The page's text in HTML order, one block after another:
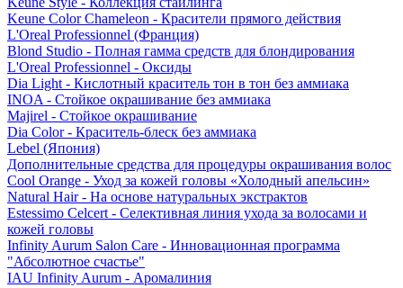
Keune Color Chameleon - Красители прямого действия
L'Oreal Professionnel (Франция)
Blond Studio - Полная гамма средств для блондирования
L'Oreal Professionnel - Оксиды
Dia Light - Кислотный краситель тон в тон без аммиака
INOA - Стойкое окрашивание без аммиака
Majirel - Стойкое окрашивание
Dia Color - Краситель-блеск без аммиака
Lebel (Япония)
Дополнительные средства для процедуры окрашивания волос
Cool Orange - Уход за кожей головы «Холодный апельсин»
Natural Hair - На основе натуральных экстрактов
Estessimo Celcert - Селективная линия ухода за волосами и
кожей головы
Infinity Aurum Salon Care - Инновационная программа
"Абсолютное счастье"
IAU Infinity Aurum - Аромалиния